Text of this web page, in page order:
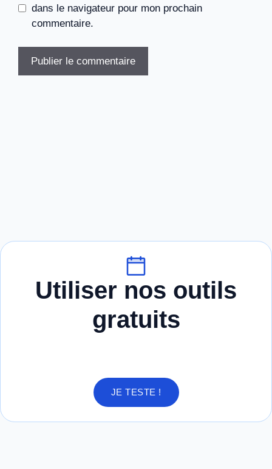
dans le navigateur pour mon prochain
commentaire.
Utiliser nos outils
gratuits
JE TESTE !